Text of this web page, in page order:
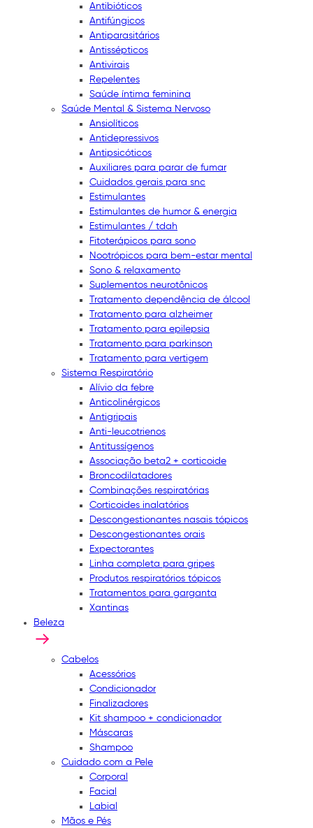
Antibióticos
Antifúngicos
Antiparasitários
Antissépticos
Antivirais
Repelentes
Saúde íntima feminina
Saúde Mental & Sistema Nervoso
Ansiolíticos
Antidepressivos
Antipsicóticos
Auxiliares para parar de fumar
Cuidados gerais para snc
Estimulantes
Estimulantes de humor & energia
Estimulantes / tdah
Fitoterápicos para sono
Nootrópicos para bem-estar mental
Sono & relaxamento
Suplementos neurotônicos
Tratamento dependência de álcool
Tratamento para alzheimer
Tratamento para epilepsia
Tratamento para parkinson
Tratamento para vertigem
Sistema Respiratório
Alívio da febre
Anticolinérgicos
Antigripais
Anti-leucotrienos
Antitussígenos
Associação beta2 + corticoide
Broncodilatadores
Combinações respiratórias
Corticoides inalatórios
Descongestionantes nasais tópicos
Descongestionantes orais
Expectorantes
Linha completa para gripes
Produtos respiratórios tópicos
Tratamentos para garganta
Xantinas
Beleza
Cabelos
Acessórios
Condicionador
Finalizadores
Kit shampoo + condicionador
Máscaras
Shampoo
Cuidado com a Pele
Corporal
Facial
Labial
Mãos e Pés